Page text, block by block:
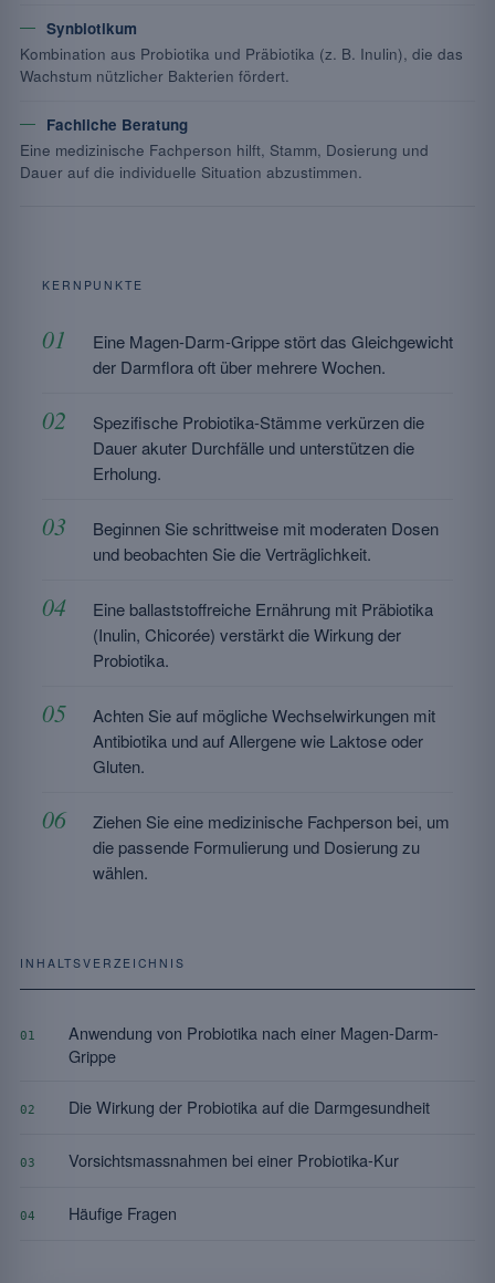
Synbiotikum
Kombination aus Probiotika und Präbiotika (z. B. Inulin), die das
Wachstum nützlicher Bakterien fördert.
Fachliche Beratung
Eine medizinische Fachperson hilft, Stamm, Dosierung und
Dauer auf die individuelle Situation abzustimmen.
KERNPUNKTE
Eine Magen-Darm-Grippe stört das Gleichgewicht
der Darmflora oft über mehrere Wochen.
Spezifische Probiotika-Stämme verkürzen die
Dauer akuter Durchfälle und unterstützen die
Erholung.
Beginnen Sie schrittweise mit moderaten Dosen
und beobachten Sie die Verträglichkeit.
Eine ballaststoffreiche Ernährung mit Präbiotika
(Inulin, Chicorée) verstärkt die Wirkung der
Probiotika.
Achten Sie auf mögliche Wechselwirkungen mit
Antibiotika und auf Allergene wie Laktose oder
Gluten.
Ziehen Sie eine medizinische Fachperson bei, um
die passende Formulierung und Dosierung zu
wählen.
INHALTSVERZEICHNIS
01
Anwendung von Probiotika nach einer Magen-Darm-
Grippe
02 Die Wirkung der Probiotika auf die Darmgesundheit
03 Vorsichtsmassnahmen bei einer Probiotika-Kur
04 Häufige Fragen